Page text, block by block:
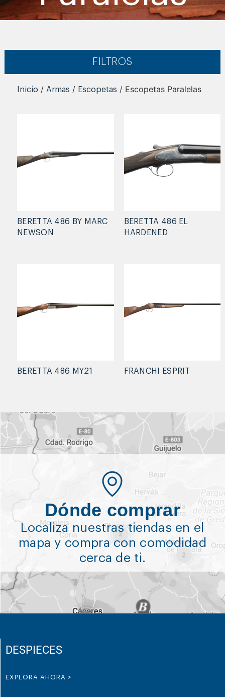
FILTROS
Inicio / Armas / Escopetas / Escopetas Paralelas
BERETTA 486 BY MARC
NEWSON
BERETTA 486 EL
HARDENED
BERETTA 486 MY21 FRANCHI ESPRIT
Dónde comprar
Localiza nuestras tiendas en el
mapa y compra con comodidad
cerca de ti.
DESPIECES
EXPLORA AHORA >